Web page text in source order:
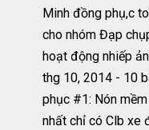
Minh đồng phụ,c
cho nhóm Đạp
hoạt động nhiếp
thg 10, 2014 - 10
phục #1: Nón
nhất chỉ có Clb xe